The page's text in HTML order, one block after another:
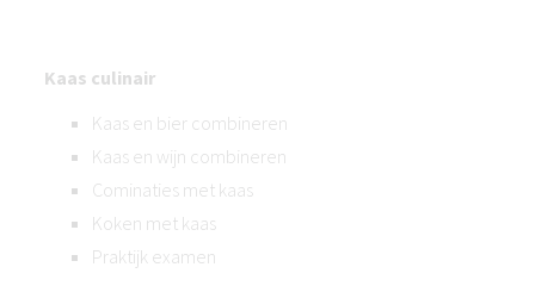
Kaas culinair
Kaas en bier combineren
Kaas en wijn combineren
Cominaties met kaas
Koken met kaas
Praktijk examen